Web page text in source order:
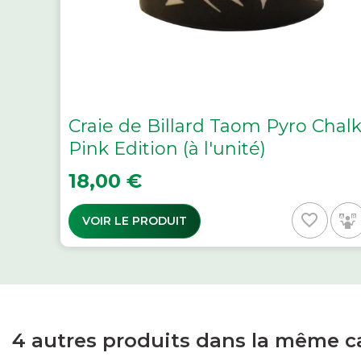
Craie de Billard Taom Pyro Chalk
Pink Edition (à l'unité)
Prix
18,00 €
VOIR LE PRODUIT favorite_border
4 autres produits dans la même